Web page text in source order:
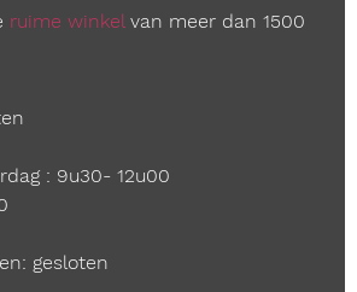
ruime winkel van meer dan 1500
: 9u30- 12u00
gesloten